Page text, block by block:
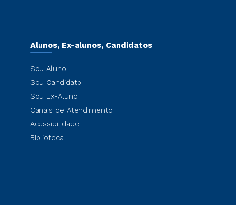
Alunos, Ex-alunos, Candidatos
Sou Aluno
Sou Candidato
Sou Ex-Aluno
Canais de Atendimento
Acessibilidade
Biblioteca